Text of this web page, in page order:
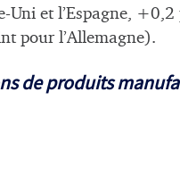
Uni et l’Espagne,
pour l’Allemagne).
de produits